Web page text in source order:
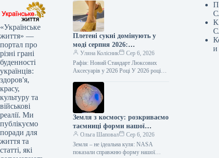
«Українське
життя» —
портал про
різні грані
буденності
українців:
здоров'я,
красу,
культуру та
військові
реалії. Ми
публікуємо
поради для
життя та
статті, які
Плетені сукні домінують у
моді серпня 2026:
елегантність, що перевершує
шкіру
Уляна Колісник
Сер 6, 2026
Рафія: Новий Стандарт Люксових
Аксесуарів у 2026 Році У 2026 році
серед ключових матеріалів у…
Земля з космосу: розкриваємо
таємниці форми нашої
планети
Ольга Шаповал
Сер 6, 2026
Земля – не ідеальна куля: NASA
показали справжню форму нашої
и